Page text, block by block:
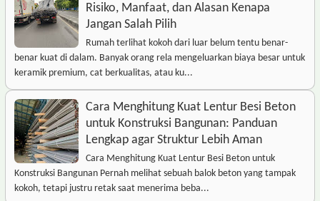
Risiko, Manfaat, dan Alasan Kenapa
Jangan Salah Pilih
Rumah terlihat kokoh dari luar belum tentu benar-
benar kuat di dalam. Banyak orang rela mengeluarkan biaya besar untuk
keramik premium, cat berkualitas, atau ku...
Cara Menghitung Kuat Lentur Besi Beton
untuk Konstruksi Bangunan: Panduan
Lengkap agar Struktur Lebih Aman
Cara Menghitung Kuat Lentur Besi Beton untuk
Konstruksi Bangunan Pernah melihat sebuah balok beton yang tampak
kokoh, tetapi justru retak saat menerima beba...